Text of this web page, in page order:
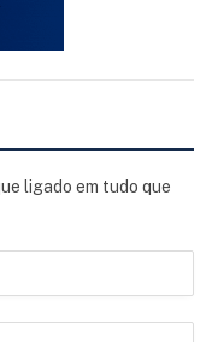
ligado em tudo que